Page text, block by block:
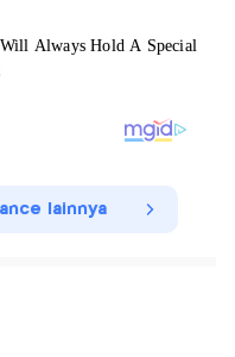
lainnya